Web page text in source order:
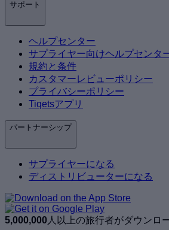
サポート
ヘルプセンター
サプライヤー向けヘルプセンタ
規約と条件
カスタマーレビューポリシー
プライバシーポリシー
Tiqetsアプリ
パートナーシップ
サプライヤーになる
ディストリビューターになる
5,000,000 人以上の旅行者がダウンロ